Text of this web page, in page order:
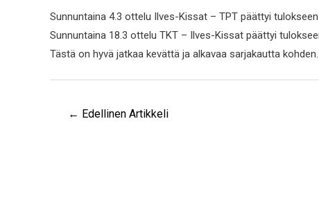
Sunnuntaina 4.3 ottelu Ilves-Kissat – TPT päättyi
Sunnuntaina 18.3 ottelu TKT – Ilves-Kissat päättyi
Tästä on hyvä jatkaa kevättä ja alkavaa sarjakautta kohden.
← Edellinen Artikkeli